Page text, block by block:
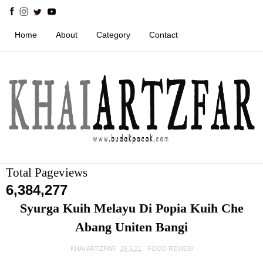
Home About Category Contact
Total Pageviews
6,384,277
Syurga Kuih Melayu Di Popia Kuih Che
Abang Uniten Bangi
KHAI ARTZFAR 26.5.21 FOOD REVIEW